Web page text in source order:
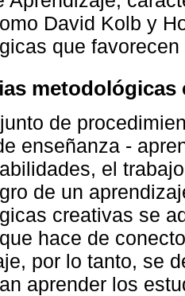
David Kolb y
que
metodológicas
de
enseñanza -
el
de un
creativas se
hace de
por lo tanto, se
aprender los